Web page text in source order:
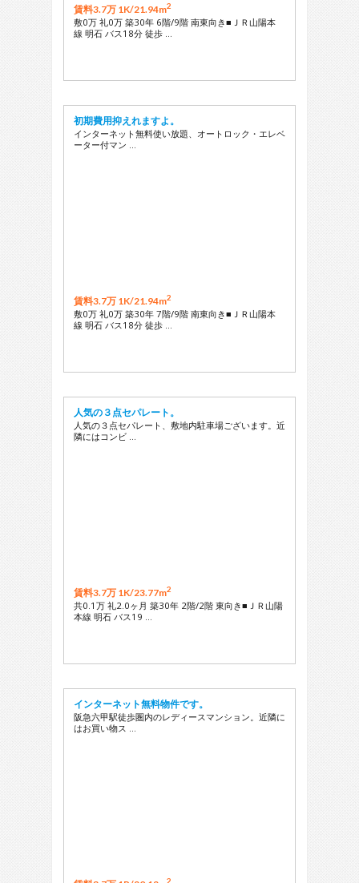
賃料3.7万 1K/21.94m2
敷0万 礼0万 築30年 6階/9階 南東向き■ＪＲ山陽本
線 明石 バス18分 徒歩 …
初期費用抑えれますよ。
インターネット無料使い放題、オートロック・エレベ
ーター付マン …
賃料3.7万 1K/21.94m2
敷0万 礼0万 築30年 7階/9階 南東向き■ＪＲ山陽本
線 明石 バス18分 徒歩 …
人気の３点セパレート。
人気の３点セパレート、敷地内駐車場ございます。近
隣にはコンビ …
賃料3.7万 1K/23.77m2
共0.1万 礼2.0ヶ月 築30年 2階/2階 東向き■ＪＲ山陽
本線 明石 バス19 …
インターネット無料物件です。
阪急六甲駅徒歩圏内のレディースマンション。近隣に
はお買い物ス …
2